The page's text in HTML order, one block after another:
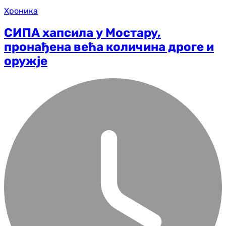
Хроника
СИПА хапсила у Мостару,
пронађена већа количина дроге и
оружје